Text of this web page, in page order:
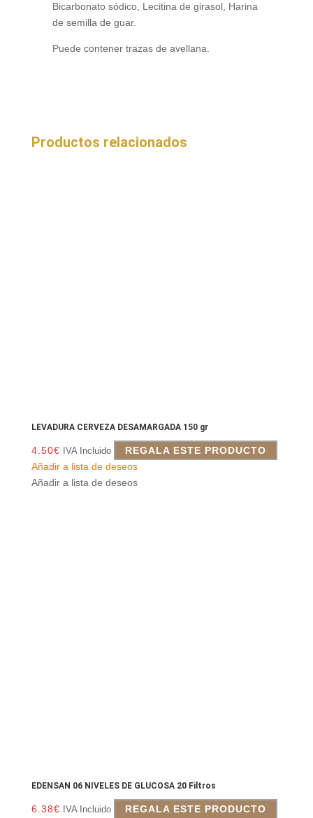
Bicarbonato sódico, Lecitina de girasol, Harina
de semilla de guar.
Puede contener trazas de avellana.
Productos relacionados
LEVADURA CERVEZA DESAMARGADA 150 gr
4.50€ IVA Incluido
REGALA ESTE PRODUCTO
Añadir a lista de deseos
Añadir a lista de deseos
EDENSAN 06 NIVELES DE GLUCOSA 20 Filtros
6.38€ IVA Incluido REGALA ESTE PRODUCTO